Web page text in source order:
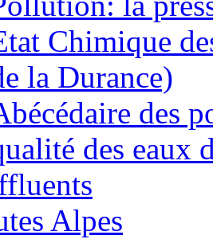
Chimique
la Durance)
des
des eaux
Alpes